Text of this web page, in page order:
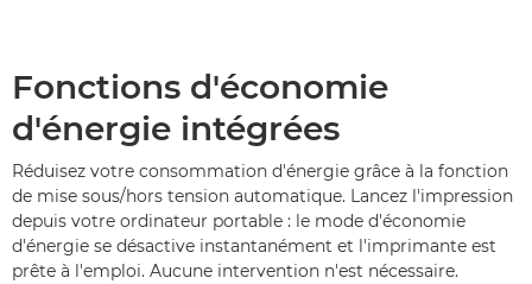
Fonctions d'économie
d'énergie intégrées
Réduisez votre consommation d'énergie grâce à la fonction
de mise sous/hors tension automatique. Lancez l'impression
depuis votre ordinateur portable : le mode d'économie
d'énergie se désactive instantanément et l'imprimante est
prête à l'emploi. Aucune intervention n'est nécessaire.